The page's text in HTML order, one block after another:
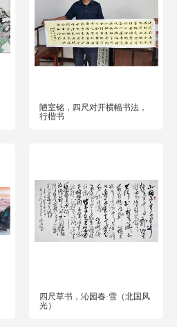
陋室铭，四尺对开横幅书法，
行楷书
四尺草书，沁园春·雪（北国风
光）